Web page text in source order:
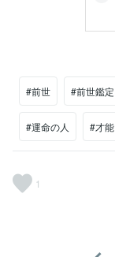
#前世 #前世鑑定
#運命の人 #才能
1